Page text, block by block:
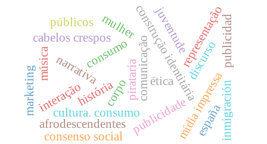
comunicação
consumo
história
narrativa
corpoconstrução identitária
interação mídia impressa
discurso
publicidade
representação
ética
mulher
cultura. consumo
cabelos crespos publicidad
inmigración
españa
música
públicos juventude
afrodescendentes
pirataria
consenso social
marketing